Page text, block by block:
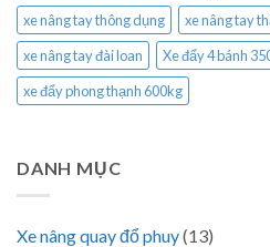
xe nâng tay thông dụng
xe nâng tay
xe nâng tay đài loan
Xe đẩy 4 bánh
xe đẩy phong thạnh 600kg
DANH MỤC
Xe nâng quay đổ phuy(13)